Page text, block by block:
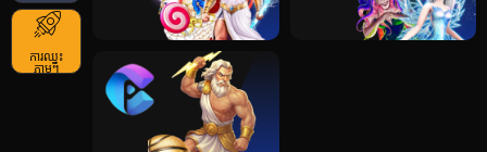
ការឈ្នះ
ភ្លាមៗ